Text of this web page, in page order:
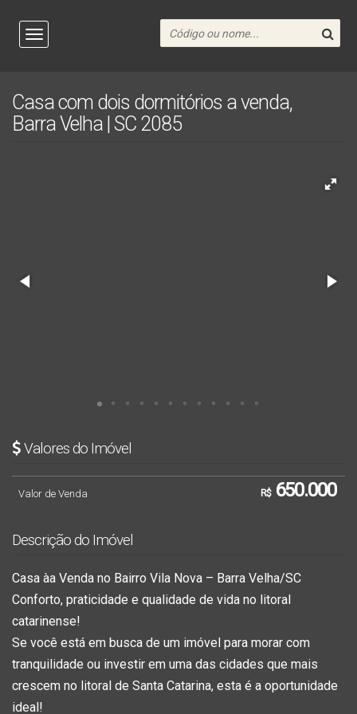
Casa com dois dormitórios a venda,
Barra Velha | SC 2085
Valores do Imóvel
R$650.000
Valor de Venda
Descrição do Imóvel
Casa àa Venda no Bairro Vila Nova – Barra Velha/SC
Conforto, praticidade e qualidade de vida no litoral
catarinense!
Se você está em busca de um imóvel para morar com
tranquilidade ou investir em uma das cidades que mais
crescem no litoral de Santa Catarina, esta é a oportunidade
ideal!